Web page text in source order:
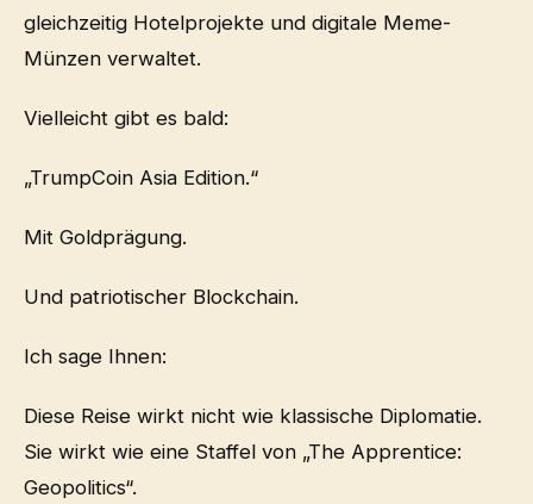
gleichzeitig Hotelprojekte und digitale Meme-
Münzen verwaltet.
Vielleicht gibt es bald:
„TrumpCoin Asia Edition.“
Mit Goldprägung.
Und patriotischer Blockchain.
Ich sage Ihnen:
Diese Reise wirkt nicht wie klassische Diplomatie.
Sie wirkt wie eine Staffel von „The Apprentice:
Geopolitics“.